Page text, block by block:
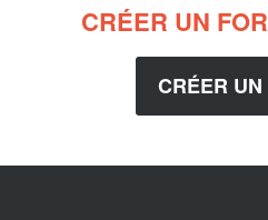
CRÉER UN
CRÉER